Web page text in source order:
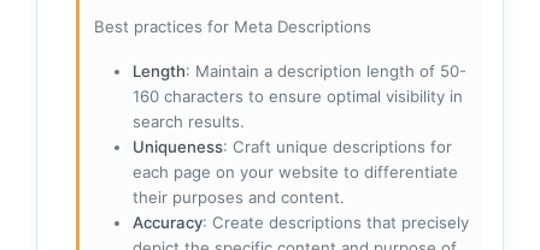
Best practices for Meta Descriptions
Length: Maintain a description length of 50-
160 characters to ensure optimal visibility in
search results.
Uniqueness: Craft unique descriptions for
each page on your website to differentiate
their purposes and content.
Accuracy: Create descriptions that precisely